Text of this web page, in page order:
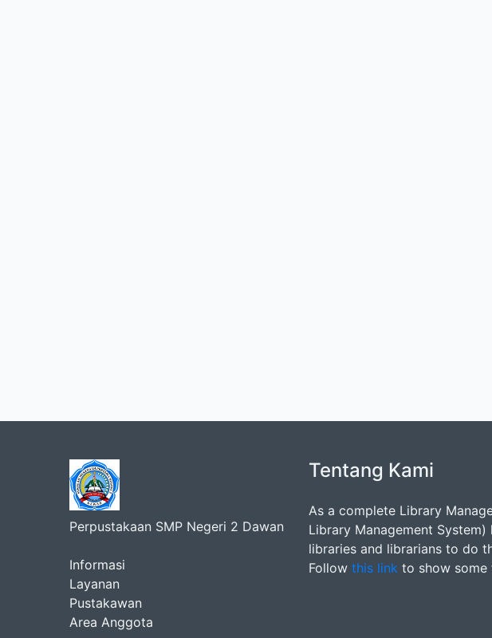
Perpustakaan SMP Negeri 2 Dawan
Informasi
Layanan
Pustakawan
Area Anggota
Tentang Kami
As a complete Library
Library Management
libraries and librarians to do
Follow this link to show some